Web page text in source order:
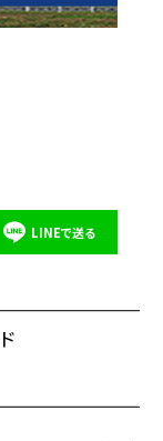
LINEで送る